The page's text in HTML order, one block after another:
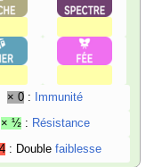
× 0 : Immunité
× ½ : Résistance
: Double faiblesse